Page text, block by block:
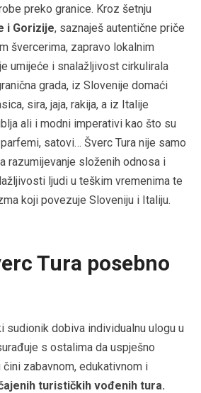
preko granice. Kroz šetnju
i Gorizije, saznaješ autentične priče
švercerima, zapravo lokalnim
umijeće i snalažljivost cirkulirala
grada, iz Slovenije domaći
sira, jaja, rakija, a iz Italije
ali i modni imperativi kao što su
satovi… Šverc Tura nije samo
razumijevanje složenih odnosa i
ljudi u teškim vremenima te
koji povezuje Sloveniju i Italiju.
Tura posebno
sudionik dobiva individualnu ulogu u
s ostalima da uspješno
zabavnom, edukativnom i
turističkih vođenih tura.